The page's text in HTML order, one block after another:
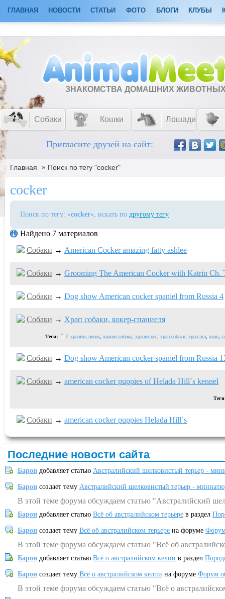
ГЛАВНАЯ НОВОСТИ СТАТЬИ ФОТО БЛОГИ КЛУБЫ
ЗНАКОМСТВА ДОМАШНИХ
Собаки Кошки Лошади
Пригласите друзей на сайт:
Главная » Поиск по тегу "cocker"
cocker
Поиск по тегу: «cocker», искать по другому тегу
Найдено 7 материалов
Собаки → American Cocker amazing fatty ashlee
Собаки → Grooming The American Cocker with Katrin Ch.
Собаки → Dog show American cocker spaniel from Russia 4
Собаки → Храп собаки, кокер-спаниеля
Теги: храпить песик храпит собака храпит пес храп собаки храп пса храп
Собаки → Dog show American cocker spaniel from Russia
Собаки → american cocker puppies of Helada Hill`s kennel
Собаки → american cocker puppies Helada Hill`s
Последние новости сайта
Барон добавляет статью Австралийский шелковистый терьер -
Барон создает тему Австралийский шелковистый терьер -
В этой теме форума обсуждаем статью "Австралийский
Барон добавляет статью Всё об австралийском терьере в раздел
Барон создает тему Всё об австралийском терьере на форуме
В этой теме форума обсуждаем статью "Всё об
Барон добавляет статью Всё о австралийском келпи в раздел
Барон создает тему Всё о австралийском келпи на форуме Форум
В этой теме форума обсуждаем статью "Всё о